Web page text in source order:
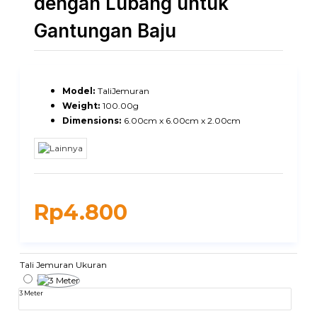
Gantungan Baju
Rp4.800
Model: TaliJemuran
Weight: 100.00g
Dimensions: 6.00cm x 6.00cm x 2.00cm
Tali Jemuran Ukuran
3 Meter